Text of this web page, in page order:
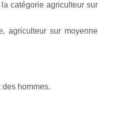
catégorie agriculteur sur
agriculteur sur moyenne
des hommes.